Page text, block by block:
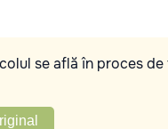
se află în proces